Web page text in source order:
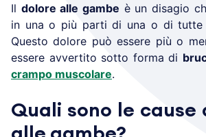
Il dolore alle gambe è un disagio
in una o più parti di una o di tutte
Questo dolore può essere più o
essere avvertito sotto forma di
crampo muscolare.
Quali sono le cause